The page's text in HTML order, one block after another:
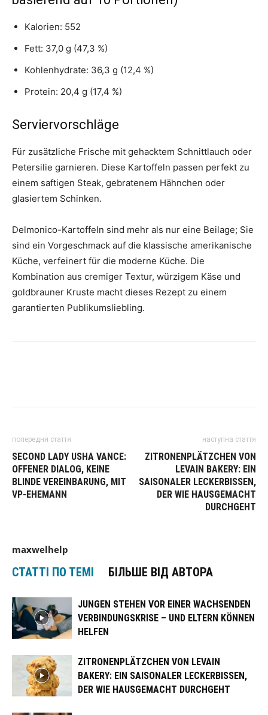
Kalorien: 552
Fett: 37,0 g (47,3 %)
Kohlenhydrate: 36,3 g (12,4 %)
Protein: 20,4 g (17,4 %)
Serviervorschläge
Für zusätzliche Frische mit gehacktem Schnittlauch oder
Petersilie garnieren. Diese Kartoffeln passen perfekt zu
einem saftigen Steak, gebratenem Hähnchen oder
glasiertem Schinken.
Delmonico-Kartoffeln sind mehr als nur eine Beilage; Sie
sind ein Vorgeschmack auf die klassische amerikanische
Küche, verfeinert für die moderne Küche. Die
Kombination aus cremiger Textur, würzigem Käse und
goldbrauner Kruste macht dieses Rezept zu einem
garantierten Publikumsliebling.
попередня стаття
SECOND LADY USHA VANCE:
OFFENER DIALOG, KEINE
BLINDE VEREINBARUNG, MIT
VP-EHEMANN
наступна стаття
ZITRONENPLÄTZCHEN VON
LEVAIN BAKERY: EIN
SAISONALER LECKERBISSEN,
DER WIE HAUSGEMACHT
DURCHGEHT
maxwelhelp
СТАТТІ ПО ТЕМІ БІЛЬШЕ ВІД АВТОРА
JUNGEN STEHEN VOR EINER WACHSENDEN
VERBINDUNGSKRISE – UND ELTERN KÖNNEN
HELFEN
ZITRONENPLÄTZCHEN VON LEVAIN
BAKERY: EIN SAISONALER LECKERBISSEN,
DER WIE HAUSGEMACHT DURCHGEHT